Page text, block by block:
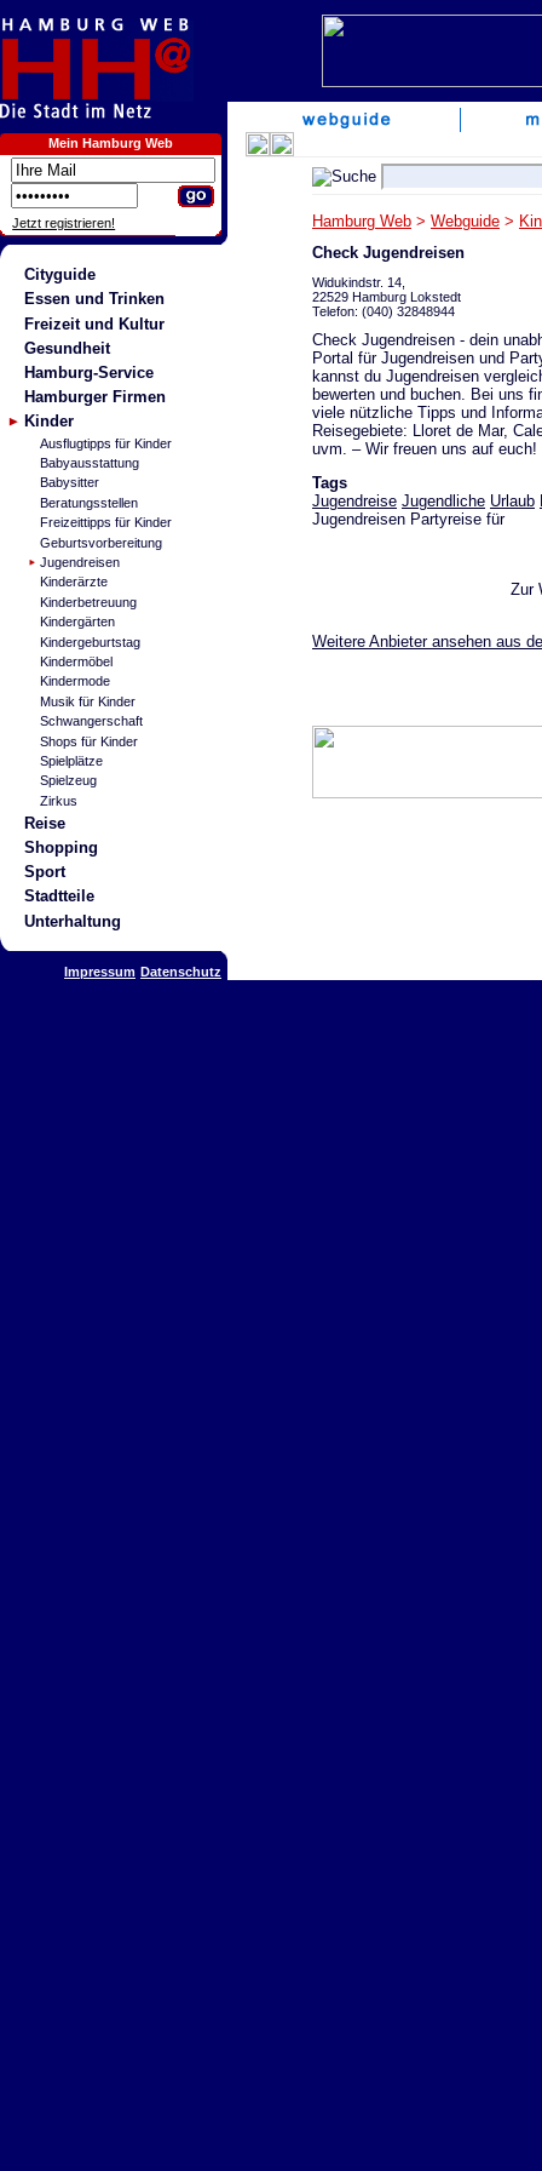
Mein Hamburg Web
Jetzt registrieren!
Cityguide
Essen und Trinken
Freizeit und Kultur
Gesundheit
Hamburg-Service
Hamburger Firmen
Kinder
Ausflugtipps für Kinder
Babyausstattung
Babysitter
Beratungsstellen
Freizeittipps für Kinder
Geburtsvorbereitung
Jugendreisen
Kinderärzte
Kinderbetreuung
Kindergärten
Kindergeburtstag
Kindermöbel
Kindermode
Musik für Kinder
Schwangerschaft
Shops für Kinder
Spielplätze
Spielzeug
Zirkus
Reise
Shopping
Sport
Stadtteile
Unterhaltung
Impressum Datenschutz
Hamburg Web > Webguide >
Check Jugendreisen
Widukindstr. 14,
22529 Hamburg Lokstedt
Telefon: (040) 32848944
Check Jugendreisen - dein
Portal für Jugendreisen und
kannst du Jugendreisen
bewerten und buchen. Bei uns
viele nützliche Tipps und
Reisegebiete: Lloret de Mar,
uvm. – Wir freuen uns auf euch!
Tags
Jugendreise Jugendliche Urlaub
Jugendreisen Partyreise für
Zur
Weitere Anbieter ansehen aus